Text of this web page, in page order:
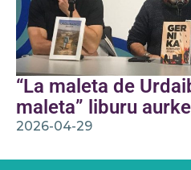
“La maleta de
maleta” liburu
2026-04-29